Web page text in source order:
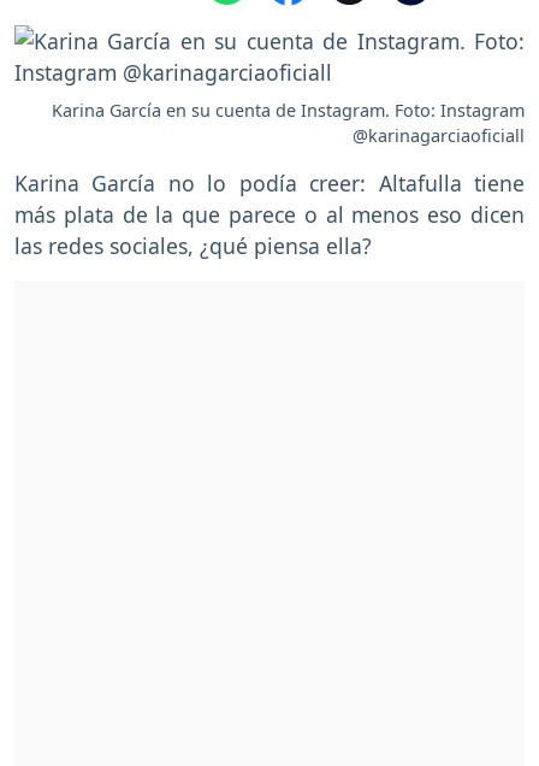
Karina García en su cuenta de Instagram. Foto: Instagram
@karinagarciaoficiall
Karina García no lo podía creer: Altafulla tiene
más plata de la que parece o al menos eso dicen
las redes sociales, ¿qué piensa ella?